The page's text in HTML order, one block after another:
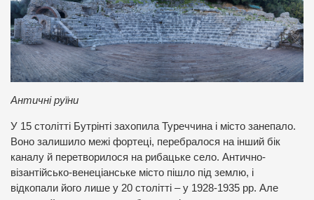
Античні руїни
У 15 столітті Бутрінті захопила Туреччина і місто занепало.
Воно залишило межі фортеці, перебралося на інший бік
каналу й перетворилося на рибацьке село. Антично-
візантійсько-венеціанське місто пішло під землю, і
відкопали його лише у 20 столітті – у 1928-1935 рр. Але